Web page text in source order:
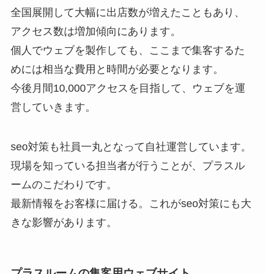
全国展開して大幅に出店数が増えたこともあり、
アクセス数は増加傾向にあります。
個人でウェブを製作しても、ここまで集客するた
めには相当な費用と時間が必要となります。
今後月間10,000アクセスを目指して、ウェブを運
営していきます。
seo対策も社員一丸となって自社運営しています。
現場を知っている担当者が行うことが、プラスル
ームのこだわりです。
最新情報をお客様に届ける。これがseo対策にも大
きな影響があります。